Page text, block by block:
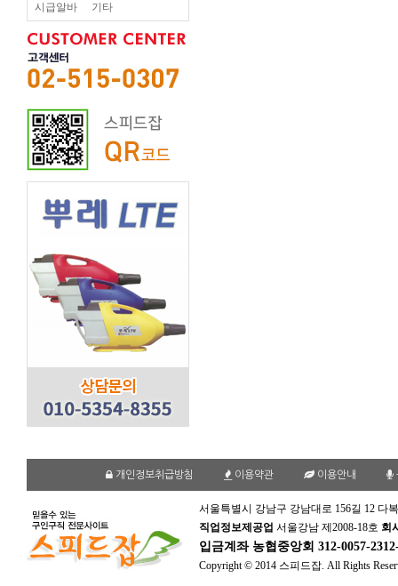
시급알바 기타
개인정보취급방침 이용약관 이용안내
서울특별시 강남구 강남대로 156길 12 다
직업정보제공업 서울강남 제2008-18호 회
입금계좌 농협중앙회 312-0057-
Copyright © 2014 스피드잡. All Rights